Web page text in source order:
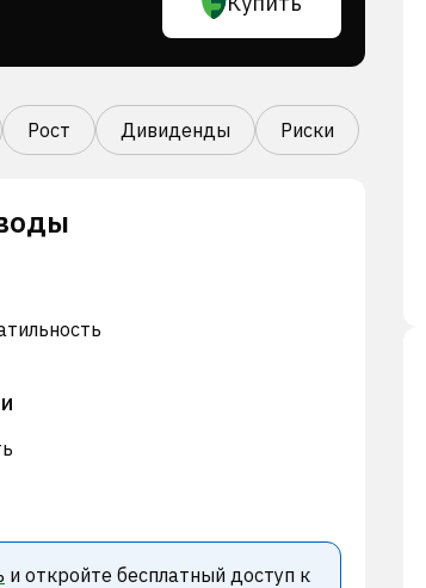
Рост Дивиденды Риски
и откройте бесплатный доступ к